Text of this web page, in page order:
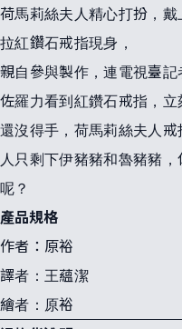
荷馬莉絲夫人精心打扮，
拉紅鑽石戒指現身，
親自參與製作，連電視臺記
佐羅力看到紅鑽石戒指，
還沒得手，荷馬莉絲夫人
人只剩下伊豬豬和魯豬豬
呢？
產品規格
作者：原裕
譯者：王蘊潔
繪者：原裕